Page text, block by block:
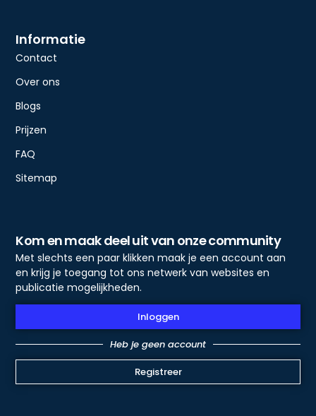
Informatie
Contact
Over ons
Blogs
Prijzen
FAQ
Sitemap
Kom en maak deel uit van onze community
Met slechts een paar klikken maak je een account aan
en krijg je toegang tot ons netwerk van websites en
publicatie mogelijkheden.
Inloggen
Heb je geen account
Registreer